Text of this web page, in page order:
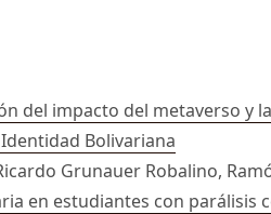
del impacto del metaverso y
Bolivariana
Grunauer Robalino,
en estudiantes con parálisis